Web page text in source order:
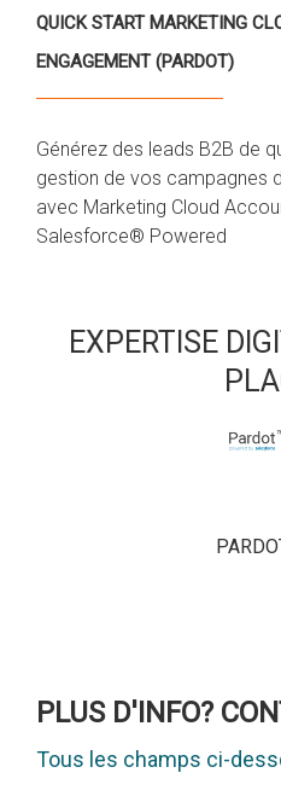
QUICK START MARKETING
ENGAGEMENT (PARDOT)
Générez des leads B2B de
gestion de vos campagnes
avec Marketing Cloud
Salesforce® Powered
EXPERTISE
PLUS D'INFO?
Tous les champs ci-